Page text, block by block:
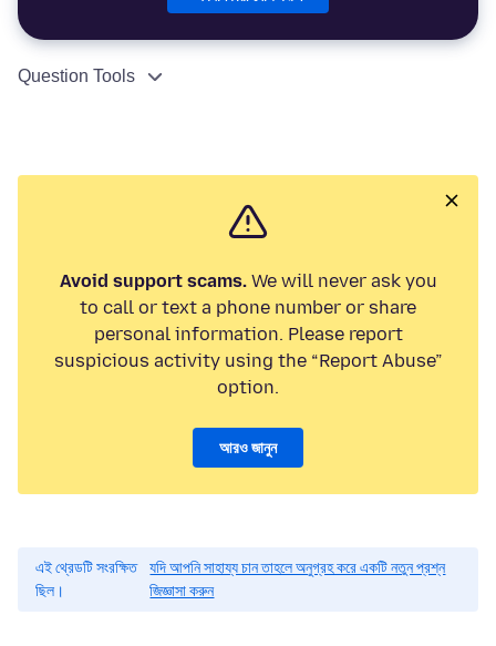
Question Tools
Avoid support scams.We will never ask you
to call or text a phone number or share
personal information. Please report
suspicious activity using the “Report Abuse”
option.
আরও জানুন
এই থ্রেডটি সংরক্ষিত
ছিল।
যদি আপনি সাহায্য চান তাহলে অনুগ্রহ করে একটি নতুন প্রশ্ন
জিজ্ঞাসা করুন